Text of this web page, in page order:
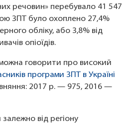
речовин» перебувало 41 547
ЗПТ було охоплено 27,4%
обліку, або 3,8% від
опіоїдів.
говорити про високий
програми ЗПТ в Україні
2017 р. — 975, 2016 —
від регіону